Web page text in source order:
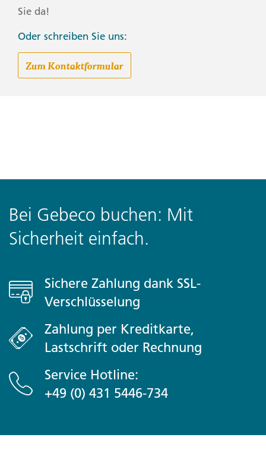
Sie da!
Oder schreiben Sie uns:
Zum Kontaktformular
Bei Gebeco buchen: Mit
Sicherheit einfach.
Sichere Zahlung dank SSL-
Verschlüsselung
Zahlung per Kreditkarte,
Lastschrift oder Rechnung
Service Hotline:
+49 (0) 431 5446-734